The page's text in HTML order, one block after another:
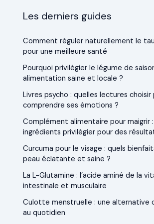
Les derniers guides
Comment réguler naturellement le
pour une meilleure santé
Pourquoi privilégier le légume de
alimentation saine et locale ?
Livres psycho : quelles lectures choisir
comprendre ses émotions ?
Complément alimentaire pour maigrir
ingrédients privilégier pour des
Curcuma pour le visage : quels
peau éclatante et saine ?
La L-Glutamine : l’acide aminé de la
intestinale et musculaire
Culotte menstruelle : une alternative
au quotidien